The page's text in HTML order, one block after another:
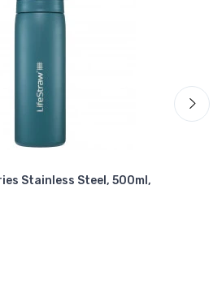
Stainless Steel, 500ml,